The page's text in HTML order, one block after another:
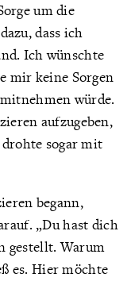
um die
dass ich
Ich wünschte
mir keine Sorgen
würde.
aufzugeben,
sogar mit
begann,
„Du hast dich
gestellt. Warum
es. Hier möchte